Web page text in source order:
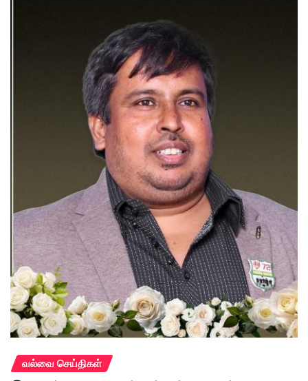
வல்வை செய்திகள்